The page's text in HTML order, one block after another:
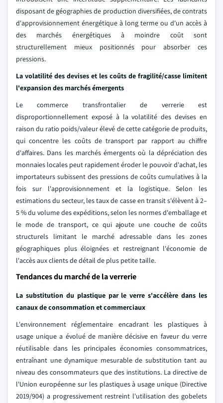
disposant de géographies de production diversifiées, de contrats
d'approvisionnement énergétique à long terme ou d'un accès à
des marchés énergétiques à moindre coût sont
structurellement mieux positionnés pour absorber ces
pressions.
La volatilité des devises et les coûts de fragilité/casse limitent
l'expansion des marchés émergents
Le commerce transfrontalier de verrerie est
disproportionnellement exposé à la volatilité des devises en
raison du ratio poids/valeur élevé de cette catégorie de produits,
qui concentre les coûts de transport par rapport au chiffre
d'affaires. Dans les marchés émergents où la dépréciation des
monnaies locales peut rapidement éroder le pouvoir d'achat, les
importateurs subissent des pressions de coûts cumulatives à la
fois sur l'approvisionnement et la logistique. Selon les
estimations du secteur, les taux de casse en transit s'élèvent à 2–
5 % du volume des expéditions, selon les normes d'emballage et
le mode de transport, ce qui ajoute une couche de coûts
structurels limitant le marché adressable dans les zones
géographiques plus éloignées et restreignant l'économie de
l'accès aux clients de détail de plus petite taille.
Tendances du marché de la verrerie
La substitution du plastique par le verre s'accélère dans les
canaux de consommation et commerciaux
L'environnement réglementaire encadrant les plastiques à
usage unique a évolué de manière décisive en faveur du verre
réutilisable dans les principales économies consommatrices,
entraînant une dynamique mesurable de substitution tant au
niveau des consommateurs que des institutions. La directive de
l'Union européenne sur les plastiques à usage unique (Directive
2019/904) a progressivement restreint l'utilisation des gobelets